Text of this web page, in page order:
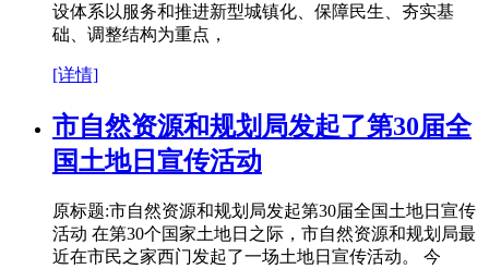
设体系以服务和推进新型城镇化、保障民生、夯实基
础、调整结构为重点，
[详情]
市自然资源和规划局发起了第30届全
国土地日宣传活动
原标题:市自然资源和规划局发起第30届全国土地日宣传
活动 在第30个国家土地日之际，市自然资源和规划局最
近在市民之家西门发起了一场土地日宣传活动。 今